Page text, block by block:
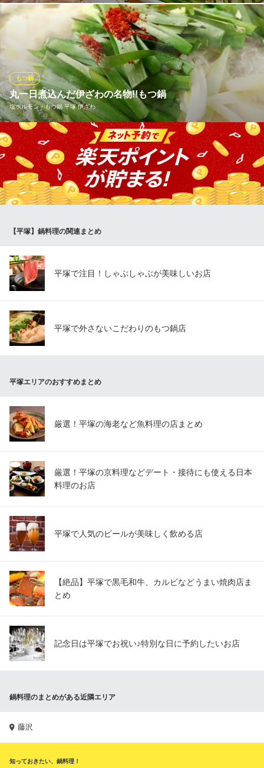
牛たん専門店ですが、今年も本場仙台のせり鍋が入荷しました！
根まで美味しく仙台人はこんな美味しいものを食べていたのかと
驚く人が続出！シャッキシャキ感と爽やかなセリの香り、歯ごた
え、ツユが絶妙に合わさっています。
牛たん ひらつか本店
炭火焼き牛たん居酒屋
ＪＲ東海道本線平塚駅 徒歩3分
神奈川県平塚市宝町5-28
丸一日煮込んだ伊ざわの名物!!もつ鍋
塩ホルモン・もつ鍋 平塚 伊ざわ
もつ鍋
『赤』は味噌味のスタミナ鍋。スープは鶏がらベースで、赤味
噌・白味噌・にんにく・胡麻・唐辛子が濃厚で癖になる味わい。
『白』はあっさりした塩味がもつの味を引き立てています。鮮度
の良いホルモンだから出来る塩鍋。ニラ・キャベツ・にんにく・
長ネギ等、野菜との相性も抜群！伊ざわのもつ鍋、是非ご賞味く
ださい＾＾/
平塚で1番のホルモン屋
ＪＲ東海道本線平塚駅 徒歩2分
神奈川県平塚市紅谷町15-4 北村ビル1F
【平塚】鍋料理の関連まとめ
平塚で注目！しゃぶしゃぶが美味しいお店
平塚で外さないこだわりのもつ鍋店
平塚エリアのおすすめまとめ
厳選！平塚の海老など魚料理の店まとめ
厳選！平塚の京料理などデート・接待にも使える日本
料理のお店
平塚で人気のビールが美味しく飲める店
【絶品】平塚で黒毛和牛、カルビなどうまい焼肉店ま
とめ
記念日は平塚でお祝い♪特別な日に予約したいお店
鍋料理のまとめがある近隣エリア
藤沢
知っておきたい、鍋料理！